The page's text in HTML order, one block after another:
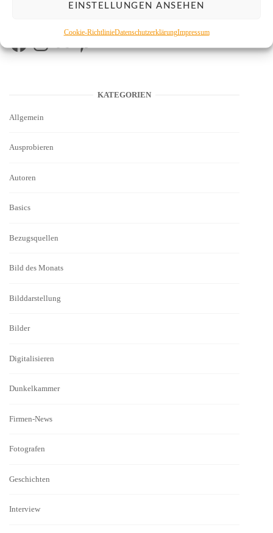
EINSTELLUNGEN ANSEHEN
Cookie-RichtlinieDatenschutzerklärungImpressum
Instagram
FlickrPinterest
KATEGORIEN
Allgemein
Ausprobieren
Autoren
Basics
Bezugsquellen
Bild des Monats
Bilddarstellung
Bilder
Digitalisieren
Dunkelkammer
Firmen-News
Fotografen
Geschichten
Interview